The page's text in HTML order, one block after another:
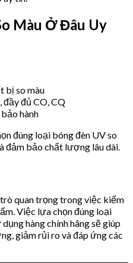
Màu Ở Đâu Uy
bị so màu
đầy đủ CO, CQ
hành
đúng loại bóng đèn UV so
đảm bảo chất lượng lâu dài.
quan trọng trong việc kiểm
Việc lựa chọn đúng loại
hàng chính hãng sẽ giúp
giảm rủi ro và đáp ứng các